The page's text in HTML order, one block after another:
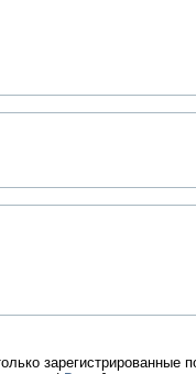
зарегистрированные